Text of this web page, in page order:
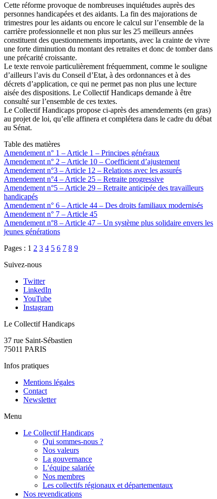
Cette réforme provoque de nombreuses inquiétudes auprès des
personnes handicapées et des aidants. La fin des majorations de
trimestres pour les aidants ou encore le calcul sur l’ensemble de la
carrière professionnelle et non plus sur les 25 meilleurs années
constituent des questionnements importants, avec la crainte de vivre
une forte diminution du montant des retraites et donc de tomber dans
une précarité croissante.
Le texte renvoie particulièrement fréquemment, comme le souligne
d’ailleurs l’avis du Conseil d’Etat, à des ordonnances et à des
décrets d’application, ce qui ne permet pas non plus une lecture
aisée des dispositions. Le Collectif Handicaps demande à être
consulté sur l’ensemble de ces textes.
Le Collectif Handicaps propose ci-après des amendements (en gras)
au projet de loi, qu’elle affinera et complétera dans le cadre du débat
au Sénat.
Table des matières
Amendement n° 1 – Article 1 – Principes généraux
Amendement n° 2 – Article 10 – Coefficient d’ajustement
Amendement n°3 – Article 12 – Relations avec les assurés
Amendement n°4 – Article 25 – Retraite progressive
Amendement n°5 – Article 29 – Retraite anticipée des travailleurs
handicapés
Amendement n° 6 – Article 44 – Des droits familiaux modernisés
Amendement n° 7 – Article 45
Amendement n°8 – Article 47 – Un système plus solidaire envers les
jeunes générations
Pages : 1 2 3 4 5 6 7 8 9
Suivez-nous
Twitter
LinkedIn
YouTube
Instagram
Le Collectif Handicaps
37 rue Saint-Sébastien
75011 PARIS
Infos pratiques
Mentions légales
Contact
Newsletter
Menu
Le Collectif Handicaps
Qui sommes-nous ?
Nos valeurs
La gouvernance
L’équipe salariée
Nos membres
Les collectifs régionaux et départementaux
Nos revendications